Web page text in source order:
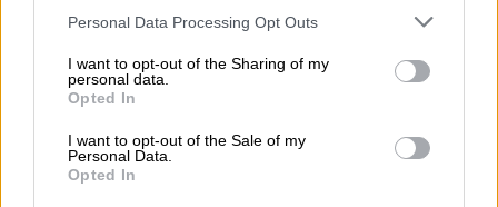
Please note that this website/app uses one or more Google
not limited to your visit or usage behaviour. You may click to
grant or deny consent to Google and its third-party tags to
use your data for below specified purposes in below Google
consent section.
Personal Data Processing Opt Outs
I want to opt-out of the Sharing of my
personal data.
Opted In
I want to opt-out of the Sale of my
Personal Data.
Opted In